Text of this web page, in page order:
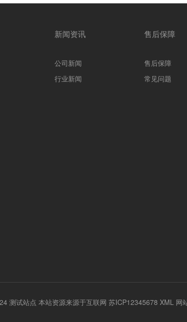
新闻资讯
公司新闻
行业新闻
售后保障
售后保障
常见问题
测试站点 本站资源来源于互联网 苏ICP12345678 XML 网